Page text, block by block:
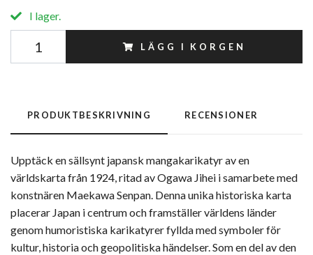
I lager.
LÄGG I KORGEN
PRODUKTBESKRIVNING RECENSIONER
Upptäck en sällsynt japansk mangakarikatyr av en
världskarta från 1924, ritad av Ogawa Jihei i samarbete med
konstnären Maekawa Senpan. Denna unika historiska karta
placerar Japan i centrum och framställer världens länder
genom humoristiska karikatyrer fyllda med symboler för
kultur, historia och geopolitiska händelser. Som en del av den